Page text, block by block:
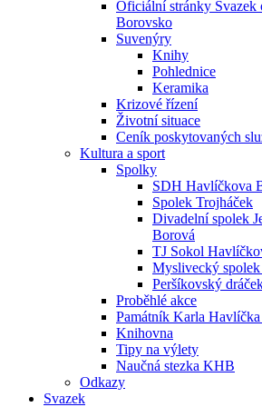
Oficiální stránky
Borovsko
Suvenýry
Knihy
Pohlednice
Keramika
Krizové řízení
Životní situace
Ceník poskytovaných
Kultura a sport
Spolky
SDH Havlíčkova
Spolek Trojháček
Divadelní spolek
Borová
TJ Sokol
Myslivecký
Peršíkovský
Proběhlé akce
Památník Karla
Knihovna
Tipy na výlety
Naučná stezka KHB
Odkazy
Svazek